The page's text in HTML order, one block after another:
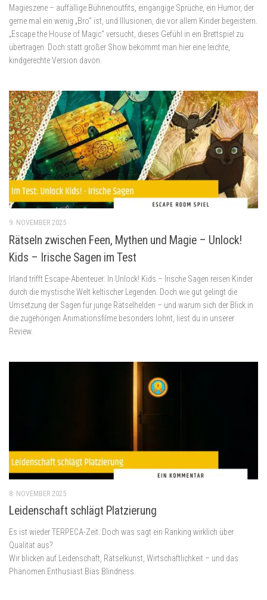
Magieszene – auffällige Bühnenoutfits, eingängige Sprüche, ein Humor, der
gerne mal ein wenig „Bro“ ist, und Illusionen, die vor allem Kinder begeistern.
„Escape the House of Magic“ versucht, dieses Gefühl in ein Brettspiel zu
übertragen. Doch statt großer Show bekommt man hier eine leichte,
kindgerechte Version davon.
9. NOVEMBER 2025
Rätseln zwischen Feen, Mythen und Magie – Unlock!
Kids – Irische Sagen im Test
Irland trifft Escape-Abenteuer: In Unlock! Kids – Irische Sagen reisen Kinder
durch die mystische Welt keltischer Legenden. Doch wie gut gelingt die
Umsetzung der Sagen für junge Rätselhelden – und warum sich der Blick in
die zugehörigen Animationsfilme besonders lohnt, liest du in unserer
Review.
8. NOVEMBER 2025
Leidenschaft schlägt Platzierung
Es ist wieder TERPECA-Zeit. Doch was sagt ein Ranking wirklich über
Qualität aus?
Wir blicken auf Leidenschaft, Rätselkunst, Wirtschaftlichkeit – und das
Phänomen Enthusiast Bias Blindness.